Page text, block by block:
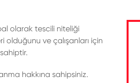
olarak tescili niteliği
ve çalışanları için
hakkına sahipsiniz.